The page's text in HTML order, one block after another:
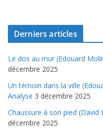
Derniers articles
Le dos au mur (Edouard
décembre 2025
Un témoin dans la ville
Analyse 3 décembre 2025
Chaussure à son pied (David
décembre 2025